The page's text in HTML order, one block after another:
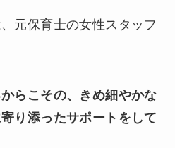
元保育士の女性スタッフ
らこその、きめ細やかな
り添ったサポートをして